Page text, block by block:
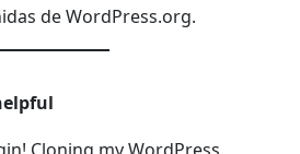
de WordPress.org.